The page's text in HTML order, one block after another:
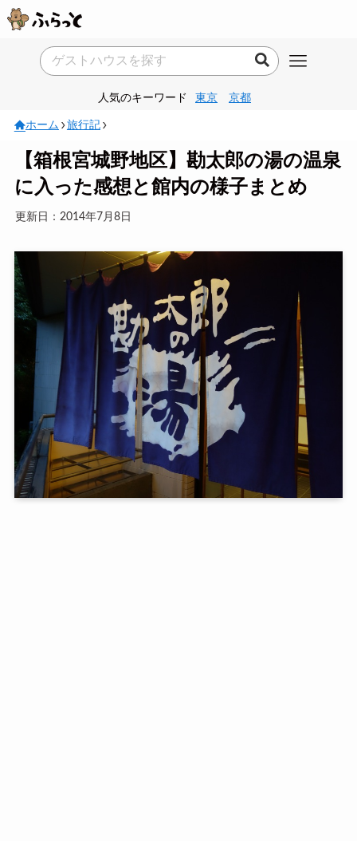
人気のキーワード 東京 京都
ホーム 旅行記
【箱根宮城野地区】勘太郎の湯の温泉
に入った感想と館内の様子まとめ
更新日：2014年7月8日